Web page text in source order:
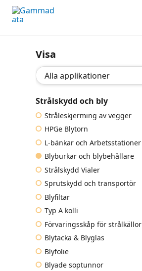
Hoppa
till
Visa
Välj applikation:
Strålskydd och bly
Stråleskjerming av vegger
HPGe Blytorn
L-bänkar och Arbetsstationer
Blyburkar och blybehållare
Strålskydd Vialer
Sprutskydd och transportör
Blyfiltar
Typ A kolli
Förvaringsskåp för strålkällor
Blytacka & Blyglas
Blyfolie
Blyade soptunnor